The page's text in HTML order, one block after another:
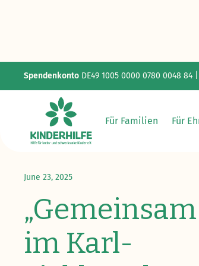
Spendenkonto DE49 1005 0000 0780 0048
Für Familien Für
June 23, 2025
im Karl-